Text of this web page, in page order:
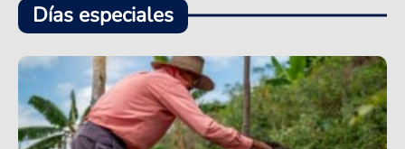
Días especiales